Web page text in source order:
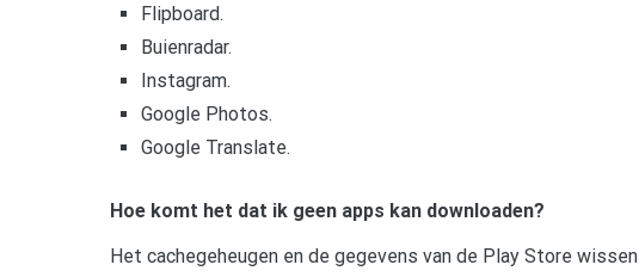
Flipboard.
Buienradar.
Instagram.
Google Photos.
Google Translate.
Hoe komt het dat ik geen apps kan downloaden?
Het cachegeheugen en de gegevens van de Play Store wissen